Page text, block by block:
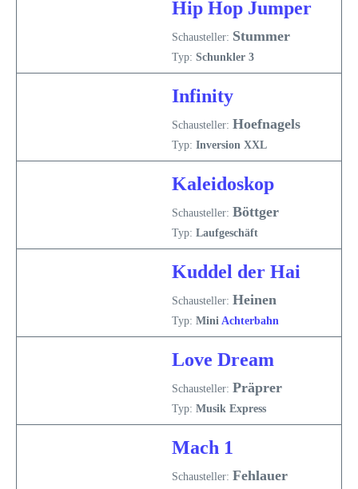
Hip Hop Jumper
Schausteller: Stummer
Typ: Schunkler 3
Infinity
Schausteller: Hoefnagels
Typ: Inversion XXL
Kaleidoskop
Schausteller: Böttger
Typ: Laufgeschäft
Kuddel der Hai
Schausteller: Heinen
Typ: Mini Achterbahn
Love Dream
Schausteller: Präprer
Typ: Musik Express
Mach 1
Schausteller: Fehlauer